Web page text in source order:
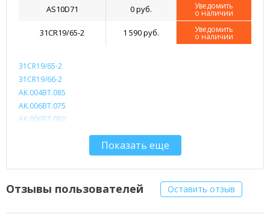
AS10D71 0 руб. Уведомить
о наличии
31CR19/65-2 1 590 руб. Уведомить
о наличии
31CR19/65-2
31CR19/66-2
AK.004BT.085
AK.006BT.075
AK.006BT.080
AS10D31
AS10D41
AS10D56
Показать еще
Отзывы пользователей Оставить отзыв